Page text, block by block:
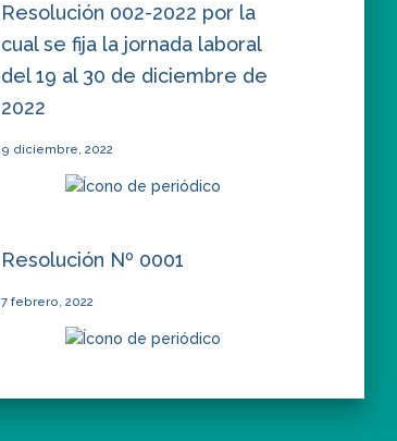
Resolución 002-2022 por la
cual se fija la jornada laboral
del 19 al 30 de diciembre de
2022
9 diciembre, 2022
Resolución Nº 0001
7 febrero, 2022